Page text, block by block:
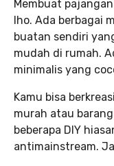
Membuat
lho. Ada berbagai
buatan sendiri
mudah di rumah.
minimalis yang
Kamu bisa
murah atau
beberapa DIY
antimainstream.